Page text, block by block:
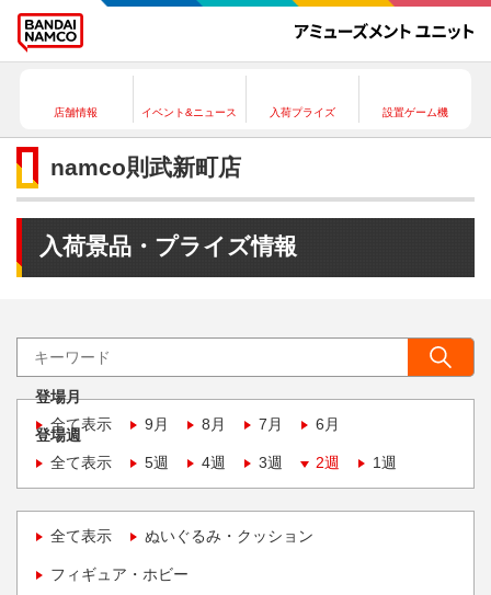
店舗情報 イベント&ニュース 入荷プライズ 設置ゲーム機
namco則武新町店
入荷景品・プライズ情報
登場月
全て表示
9月 8月 7月 6月
登場週
全て表示
5週 4週 3週 2週 1週
全て表示 ぬいぐるみ・クッション
フィギュア・ホビー